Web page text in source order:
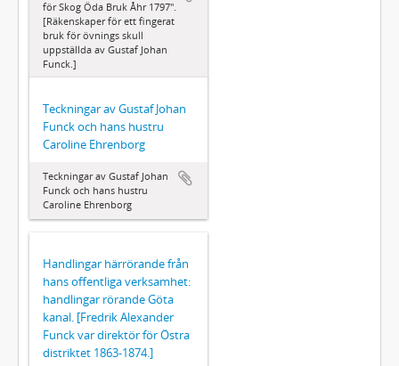
för Skog Öda Bruk Åhr 1797".
[Räkenskaper för ett fingerat
bruk för övnings skull
uppställda av Gustaf Johan
Funck.]
Teckningar av Gustaf Johan
Funck och hans hustru
Caroline Ehrenborg
Teckningar av Gustaf Johan
Funck och hans hustru
Caroline Ehrenborg
Handlingar härrörande från
hans offentliga verksamhet:
handlingar rörande Göta
kanal. [Fredrik Alexander
Funck var direktör för Östra
distriktet 1863-1874.]